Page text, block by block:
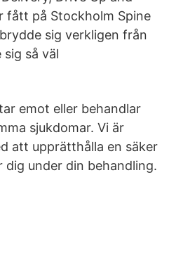
fått på Stockholm Spine
sig verkligen från
så väl
emot eller behandlar
sjukdomar. Vi är
att upprätthålla en säker
under din behandling.